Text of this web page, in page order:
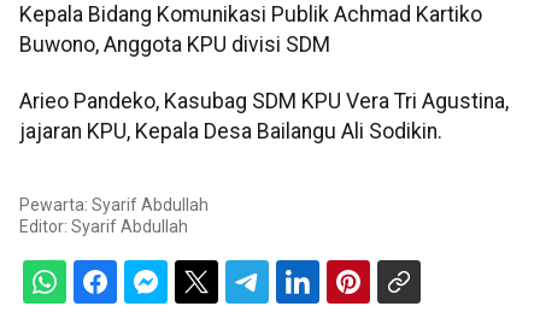
Kepala Bidang Komunikasi Publik Achmad Kartiko
Buwono, Anggota KPU divisi SDM
Arieo Pandeko, Kasubag SDM KPU Vera Tri Agustina,
jajaran KPU, Kepala Desa Bailangu Ali Sodikin.
Pewarta: Syarif Abdullah
Editor: Syarif Abdullah